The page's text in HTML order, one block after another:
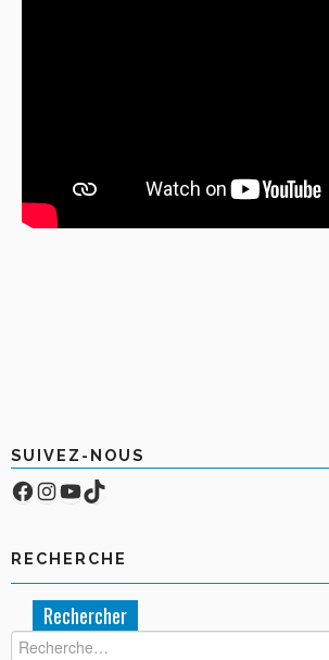
SUIVEZ-NOUS
Facebook
Compte Instagram
YouTube
TikTok
RECHERCHE
Rechercher :